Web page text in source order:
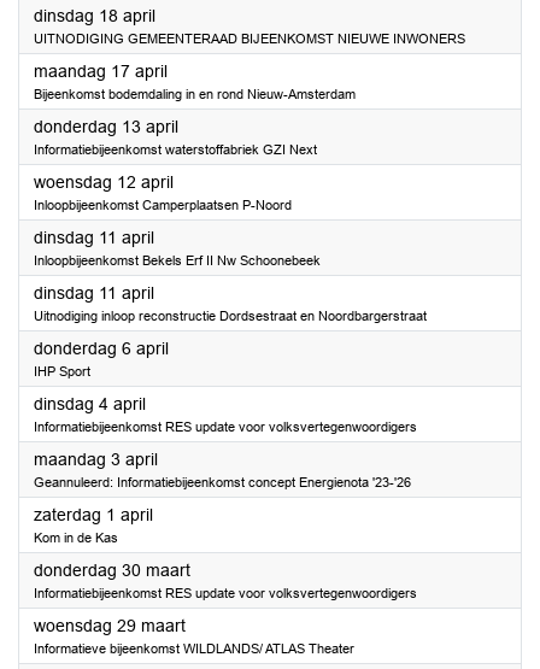
dinsdag 18 april2023
UITNODIGING GEMEENTERAAD BIJEENKOMST NIEUWE INWONERS
maandag 17 april2023
Bijeenkomst bodemdaling in en rond Nieuw-Amsterdam
donderdag 13 april2023
Informatiebijeenkomst waterstoffabriek GZI Next
woensdag 12 april2023
Inloopbijeenkomst Camperplaatsen P-Noord
dinsdag 11 april2023
Inloopbijeenkomst Bekels Erf II Nw Schoonebeek
dinsdag 11 april2023
Uitnodiging inloop reconstructie Dordsestraat en Noordbargerstraat
donderdag 6 april2023
IHP Sport
dinsdag 4 april2023
Informatiebijeenkomst RES update voor volksvertegenwoordigers
maandag 3 april2023
Geannuleerd: Informatiebijeenkomst concept Energienota '23-'26
zaterdag 1 april2023
Kom in de Kas
donderdag 30 maart2023
Informatiebijeenkomst RES update voor volksvertegenwoordigers
woensdag 29 maart2023
Informatieve bijeenkomst WILDLANDS/ ATLAS Theater